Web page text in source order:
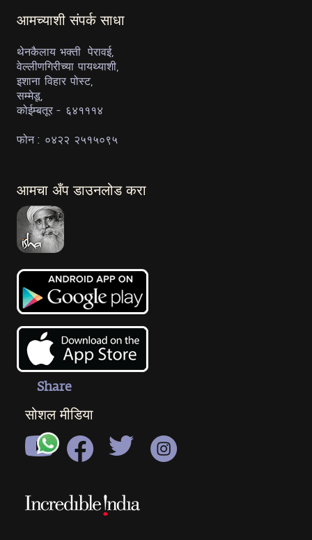
Share
आमच्याशी संपर्क साधा
थेनकैलाय भक्ती पेरावई,
वेल्लीणगिरीच्या पायथ्याशी,
इशाना विहार पोस्ट,
सम्मेडू,
कोईम्बतूर - ६४१११४
फोन : ०४२२ २५१५०९५
आमचा अँप डाउनलोड करा
सोशल मीडिया